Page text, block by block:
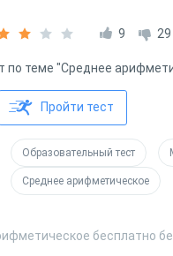
9 29
по теме "Среднее
Пройти тест
Образовательный тест
Среднее арифметическое
бесплатно